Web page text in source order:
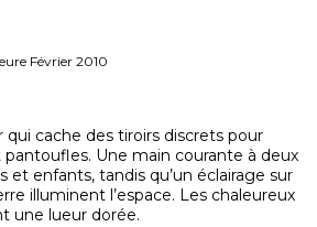
Février 2010
qui cache des tiroirs discrets pour
pantoufles. Une main courante à deux
et enfants, tandis qu’un éclairage sur
illuminent l’espace. Les chaleureux
une lueur dorée.